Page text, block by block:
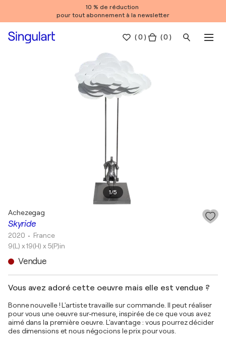
10 % de réduction
pour tout abonnement à la newsletter
(0 ) ( 0 )
1/5
Skyride
Achezegag
2020 • France
9(L) x 19(H) x 5(P)in
Vendue
Vous avez adoré cette oeuvre mais elle est vendue ?
Bonne nouvelle ! L'artiste travaille sur commande. Il peut réaliser
pour vous une oeuvre sur-mesure, inspirée de ce que vous avez
aimé dans la première oeuvre. L'avantage : vous pourrez décider
des dimensions et nous négocions le prix pour vous.